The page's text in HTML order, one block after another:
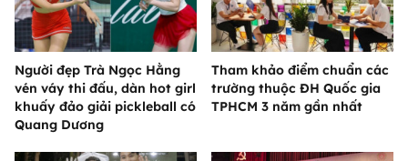
Người đẹp Trà Ngọc Hằng
vén váy thi đấu, dàn hot girl
khuấy đảo giải pickleball có
Quang Dương
Tham khảo điểm chuẩn các
trường thuộc ĐH Quốc gia
TPHCM 3 năm gần nhất